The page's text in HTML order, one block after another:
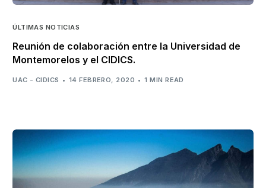
ÚLTIMAS NOTICIAS
Reunión de colaboración entre la Universidad de
Montemorelos y el CIDICS.
UAC - CIDICS 14 FEBRERO, 2020 1 MIN READ